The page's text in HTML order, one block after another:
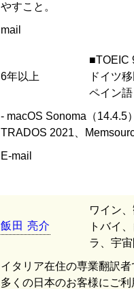
やすこと。
mail
6年以上
■TOEIC
ドイツ
ペイン
- macOS Sonoma（14.4.5
TRADOS 2021、
E-mail
飯 田 亮介
ワイン
トバイ
ラ、宇
イタリア在住の専業翻訳
多くの日本のお客様にご